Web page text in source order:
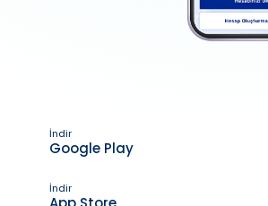
İndir
Google Play
İndir